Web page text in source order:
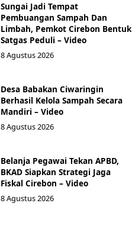
Sungai Jadi Tempat
Pembuangan Sampah Dan
Limbah, Pemkot Cirebon Bentuk
Satgas Peduli – Video
8 Agustus 2026
Desa Babakan Ciwaringin
Berhasil Kelola Sampah Secara
Mandiri – Video
8 Agustus 2026
‎Belanja Pegawai Tekan APBD,
BKAD Siapkan Strategi Jaga
Fiskal Cirebon – Video
8 Agustus 2026